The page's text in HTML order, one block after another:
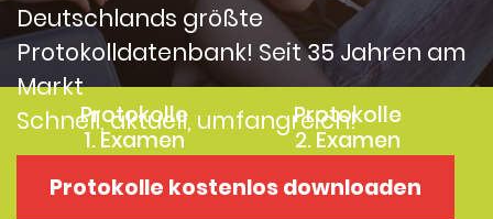
Deutschlands größte
Protokolldatenbank! Seit 35 Jahren am
Markt
Schnell, aktuell, umfangreich!
Protokolle kostenlos downloaden
Protokolle
1. Examen
Protokolle
2. Examen
Protokolle
Examensklausuren
Kostenloses
Repititorium